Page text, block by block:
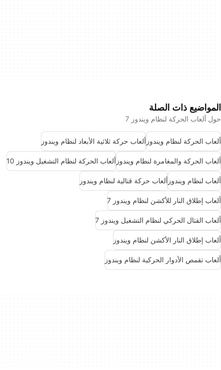
المواضيع ذات الصلة
حول ألعاب الحركة لنظام ويندوز 7
ألعاب الحركة لنظام ويندوز ألعاب حركة ثلاثية الأبعاد لنظام ويندوز
ألعاب الحركة والمغامرة لنظام ويندوز ألعاب الحركة لنظام التشغيل ويندوز 10
ألعاب لنظام ويندوز ألعاب حركة قتالية لنظام ويندوز
ألعاب إطلاق النار للأكشن لنظام ويندوز 7
ألعاب القتال الحركي لنظام التشغيل ويندوز 7
ألعاب إطلاق النار الأكشن لنظام ويندوز
ألعاب تقمص الأدوار الحركية لنظام ويندوز